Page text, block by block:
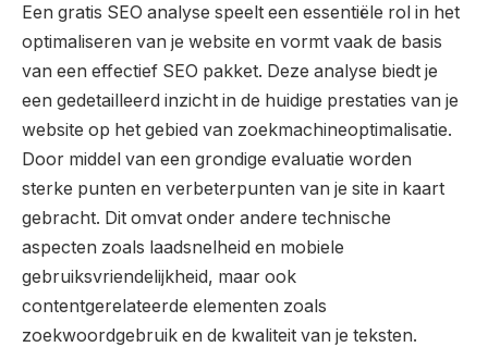
Een gratis SEO analyse speelt een essentiële rol in het
optimaliseren van je website en vormt vaak de basis
van een effectief SEO pakket. Deze analyse biedt je
een gedetailleerd inzicht in de huidige prestaties van je
website op het gebied van zoekmachineoptimalisatie.
Door middel van een grondige evaluatie worden
sterke punten en verbeterpunten van je site in kaart
gebracht. Dit omvat onder andere technische
aspecten zoals laadsnelheid en mobiele
gebruiksvriendelijkheid, maar ook
contentgerelateerde elementen zoals
zoekwoordgebruik en de kwaliteit van je teksten.